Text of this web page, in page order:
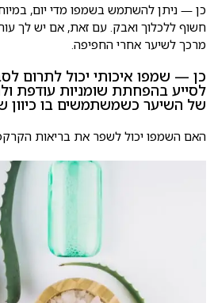
כן — ניתן להשתמש בשמפו מדי יום,
חשוף ללכלוך ואבק. עם זאת, אם יש לך
מרכך לשיער אחרי החפיפה.
כן — שמפו איכותי יכול לתרום
לסייע בהפחתת שומניות עודפת
של השיער כשמשתמשים בו כיוון
האם השמפו יכול לשפר את בריאות